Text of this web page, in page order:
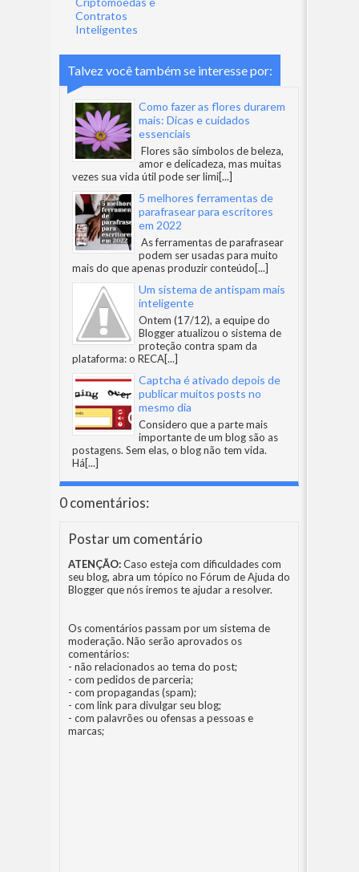
Contratos
Inteligentes
Talvez você também se interesse por:
Como fazer as flores durarem
mais: Dicas e cuidados
essenciais
Flores são símbolos de beleza,
amor e delicadeza, mas muitas
vezes sua vida útil pode ser limi[...]
5 melhores ferramentas de
parafrasear para escritores
em 2022
As ferramentas de parafrasear
podem ser usadas para muito
mais do que apenas produzir conteúdo[...]
Um sistema de antispam mais
inteligente
Ontem (17/12), a equipe do
Blogger atualizou o sistema de
proteção contra spam da
plataforma: o RECA[...]
Captcha é ativado depois de
publicar muitos posts no
mesmo dia
Considero que a parte mais
importante de um blog são as
postagens. Sem elas, o blog não tem vida.
Há[...]
0 comentários:
Postar um comentário
ATENÇÃO:Caso esteja com dificuldades com
seu blog, abra um tópico no Fórum de Ajuda do
Bloggerque nós iremos te ajudar a resolver.
Os comentários passam por um sistema de
moderação. Não serão aprovados os
comentários:
- não relacionados ao tema do post;
- com pedidos de parceria;
- com propagandas (spam);
- com link para divulgar seu blog;
- com palavrões ou ofensas a pessoas e
marcas;